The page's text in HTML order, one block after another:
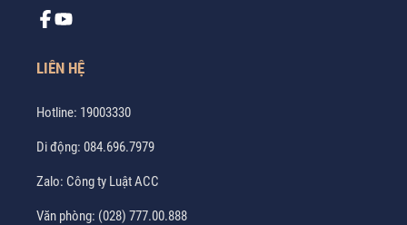
LIÊN HỆ
Hotline: 19003330
Di động: 084.696.7979
Zalo: Công ty Luật ACC
Văn phòng: (028) 777.00.888